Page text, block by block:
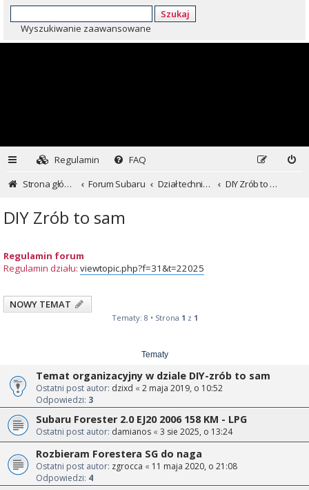
Szukaj
Wyszukiwanie zaawansowane
Regulamin
FAQ
Strona główna
Forum Subaru Dział techniczny ...czyli dla kochających inaczej DIY Zrób to sam
DIY Zrób to sam
Regulamin forum
Regulamin działu: viewtopic.php?f=31&t=22025
NOWY TEMAT
Tematy: 8 • Strona 1 z 1
Tematy
Temat organizacyjny w dziale DIY-zrób to sam
Ostatni post autor: dzixd « 2 maja 2019, o 10:52
Odpowiedzi: 3
Subaru Forester 2.0 EJ20 2006 158 KM - LPG
Ostatni post autor: damianos « 3 sie 2025, o 13:24
Rozbieram Forestera SG do naga
Ostatni post autor: zgrocca « 11 maja 2020, o 21:08
Odpowiedzi: 4